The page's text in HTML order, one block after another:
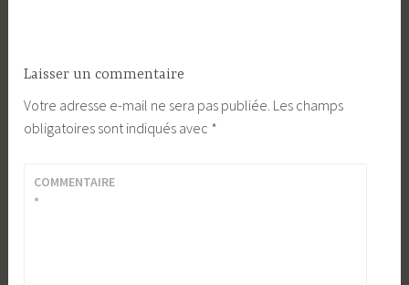
Laisser un commentaire
Votre adresse e-mail ne sera pas publiée. Les champs
obligatoires sont indiqués avec *
COMMENTAIRE
*